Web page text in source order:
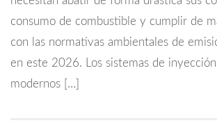
consumo de combustible y cumplir de
con las normativas ambientales de
en este 2026. Los sistemas de inyección
modernos […]